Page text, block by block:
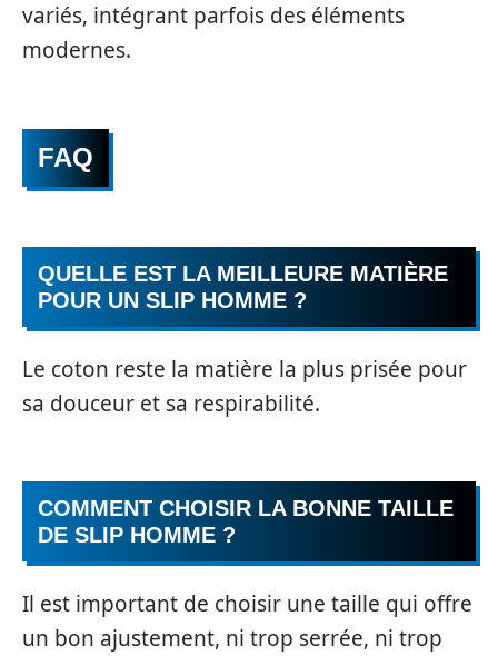
variés, intégrant parfois des éléments
modernes.
FAQ
QUELLE EST LA MEILLEURE MATIÈRE
POUR UN SLIP HOMME ?
Le coton reste la matière la plus prisée pour
sa douceur et sa respirabilité.
COMMENT CHOISIR LA BONNE TAILLE
DE SLIP HOMME ?
Il est important de choisir une taille qui offre
un bon ajustement, ni trop serrée, ni trop